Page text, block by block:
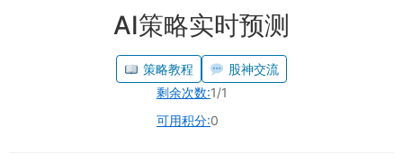
AI策略实时预测
策略教程
股神交流
剩余次数:1/1
可用积分:0